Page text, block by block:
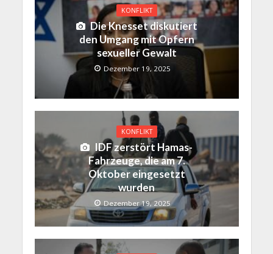
KONFLIKT
Die Knesset diskutiert
den Umgang mit Opfern
sexueller Gewalt
Dezember 19, 2025
KONFLIKT
IDF zerstört Hamas-
Fahrzeuge, die am 7.
Oktober eingesetzt
wurden
Dezember 19, 2025